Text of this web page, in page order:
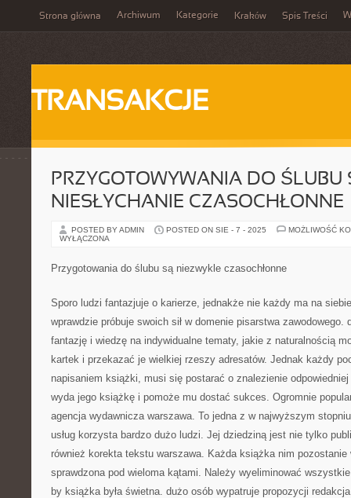
Strona główna Archiwum Kategorie Kraków Spis Treści
TRANSAKCJE
PRZYGOTOWYWANIA DO ŚLUBU
NIESŁYCHANIE CZASOCHŁONNE
POSTED BY ADMIN POSTED ON SIE - 7 - 2025
MOŻLIWOŚĆ
WYŁĄCZONA
Przygotowania do ślubu są niezwykle czasochłonne
Sporo ludzi fantazjuje o karierze, jednakże nie każdy ma na
wprawdzie próbuje swoich sił w domenie pisarstwa zawodowego.
fantazję i wiedzę na indywidualne tematy, jakie z naturalnością
kartek i przekazać je wielkiej rzeszy adresatów. Jednak każdy
napisaniem książki, musi się postarać o znalezienie
wyda jego książkę i pomoże mu dostać sukces. Ogromnie
agencja wydawnicza warszawa. To jedna z w najwyższym
usług korzysta bardzo dużo ludzi. Jej dziedziną jest nie tylko
również korekta tekstu warszawa. Każda książka nim
sprawdzona pod wieloma kątami. Należy wyeliminować wszystkie
by książka była świetna. dużo osób wypatruje propozycji